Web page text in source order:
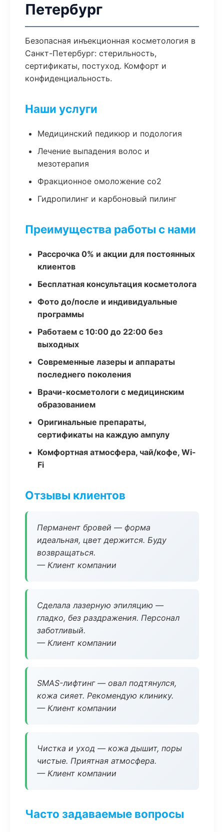
Петербург
Безопасная инъекционная косметология в
Санкт-Петербург: стерильность,
сертификаты, постуход. Комфорт и
конфиденциальность.
Наши услуги
Медицинский педикюр и подология
Лечение выпадения волос и
мезотерапия
Фракционное омоложение co2
Гидропилинг и карбоновый пилинг
Преимущества работы с нами
Рассрочка 0% и акции для постоянных
клиентов
Бесплатная консультация косметолога
Фото до/после и индивидуальные
программы
Работаем с 10:00 до 22:00 без
выходных
Современные лазеры и аппараты
последнего поколения
Врачи-косметологи с медицинским
образованием
Оригинальные препараты,
сертификаты на каждую ампулу
Комфортная атмосфера, чай/кофе, Wi-
Fi
Отзывы клиентов
Перманент бровей — форма
идеальная, цвет держится. Буду
возвращаться.
— Клиент компании
Сделала лазерную эпиляцию —
гладко, без раздражения. Персонал
заботливый.
— Клиент компании
SMAS-лифтинг — овал подтянулся,
кожа сияет. Рекомендую клинику.
— Клиент компании
Чистка и уход — кожа дышит, поры
чистые. Приятная атмосфера.
— Клиент компании
Часто задаваемые вопросы